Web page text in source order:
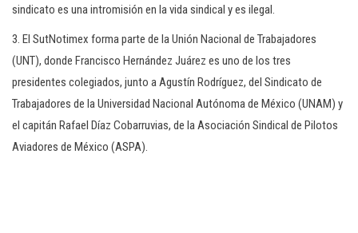
sindicato es una intromisión en la vida sindical y es ilegal.
3. El SutNotimex forma parte de la Unión Nacional de Trabajadores
(UNT), donde Francisco Hernández Juárez es uno de los tres
presidentes colegiados, junto a Agustín Rodríguez, del Sindicato de
Trabajadores de la Universidad Nacional Autónoma de México (UNAM) y
el capitán Rafael Díaz Cobarruvias, de la Asociación Sindical de Pilotos
Aviadores de México (ASPA).